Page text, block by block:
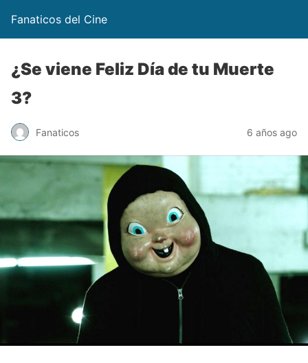
Fanaticos del Cine
¿Se viene Feliz Día de tu Muerte
3?
Fanaticos 6 años ago